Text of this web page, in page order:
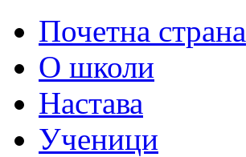
Почетна страна
О школи
Настава
Ученици